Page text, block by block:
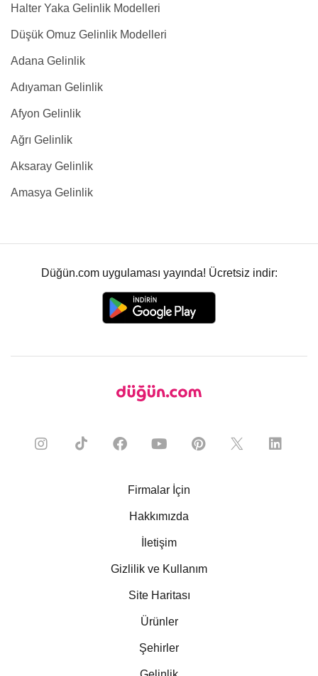
Halter Yaka Gelinlik Modelleri
Düşük Omuz Gelinlik Modelleri
Adana Gelinlik
Adıyaman Gelinlik
Afyon Gelinlik
Ağrı Gelinlik
Aksaray Gelinlik
Amasya Gelinlik
Düğün.com uygulaması yayında! Ücretsiz indir:
Firmalar İçin
Hakkımızda
İletişim
Gizlilik ve Kullanım
Site Haritası
Ürünler
Şehirler